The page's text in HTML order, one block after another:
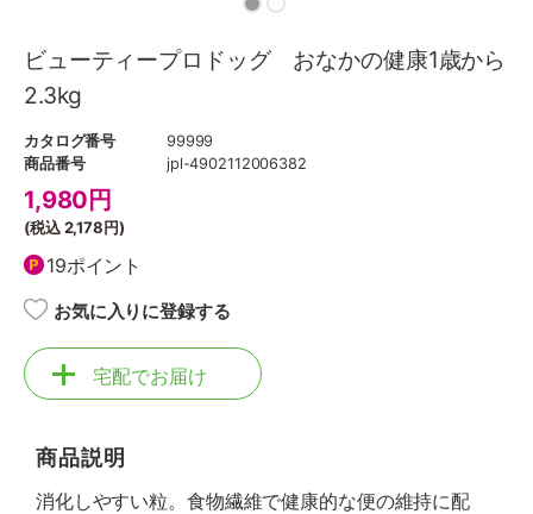
ビューティープロドッグ おなかの健康1歳から
2.3kg
カタログ番号
99999
商品番号
jpl-4902112006382
1,980 円
(税込2,178円)
19ポイント
お気に入りに登録する
宅配でお届け
商品説明
消化しやすい粒。食物繊維で健康的な便の維持に配